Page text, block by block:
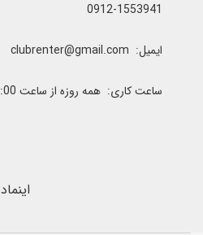
0912-1553941
ایمیل: clubrenter@gmail.com
ساعت کاری: همه روزه از ساعت 9:00 الی 17:00
اینماد